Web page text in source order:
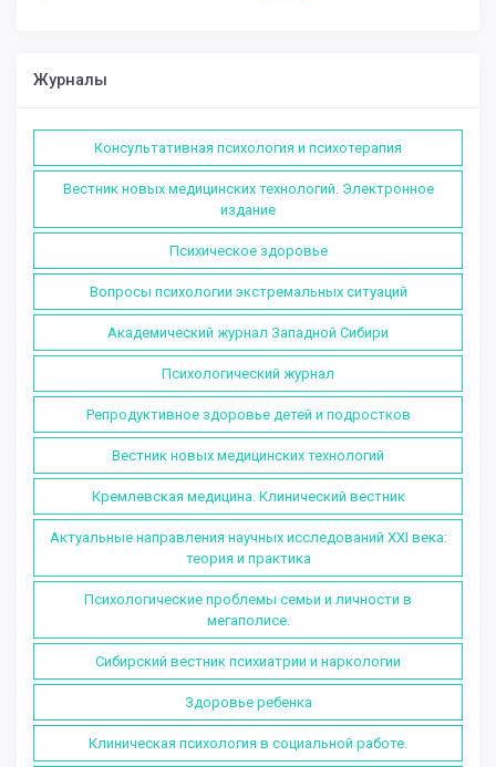
Журналы
Консультативная психология и психотерапия
Вестник новых медицинских технологий. Электронное
издание
Психическое здоровье
Вопросы психологии экстремальных ситуаций
Академический журнал Западной Сибири
Психологический журнал
Репродуктивное здоровье детей и подростков
Вестник новых медицинских технологий
Кремлевская медицина. Клинический вестник
Актуальные направления научных исследований XXI века:
теория и практика
Психологические проблемы семьи и личности в
мегаполисе.
Сибирский вестник психиатрии и наркологии
Здоровье ребенка
Клиническая психология в социальной работе.